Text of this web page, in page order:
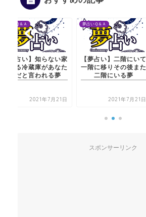
夢占いＱ＆Ａ
【夢占い】知らない家
にある冷蔵庫があなた
のだと言われる夢
2021年7月21日
夢占いＱ＆Ａ
【夢占い】二階にいて
一階に移りその後また
二階にいる夢
2021年7月21日
スポンサーリンク